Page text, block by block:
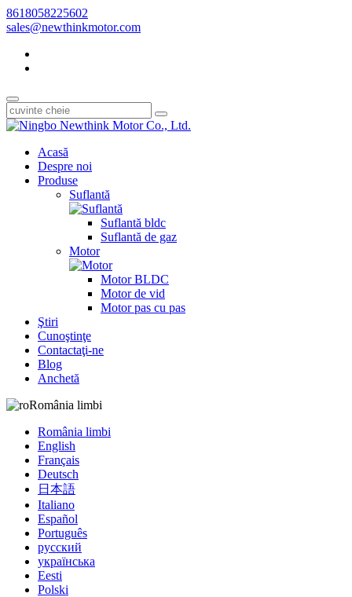
8618058225602
sales@newthinkmotor.com
Acasă
Despre noi
Produse
Suflantă
Suflantă bldc
Suflantă de gaz
Motor
Motor BLDC
Motor de vid
Motor pas cu pas
Ştiri
Cunoştinţe
Contactaţi-ne
Blog
Anchetă
România limbi
România limbi
English
Français
Deutsch
日本語
Italiano
Español
Português
русский
українська
Eesti
Polski